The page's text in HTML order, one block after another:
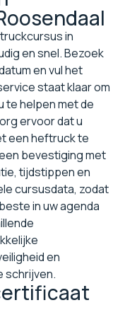
in
en snel. Bezoek
en vul het
staat klaar om
te helpen met de
ervoor dat u
een heftruck te
bevestiging met
tijdstippen en
cursusdata, zodat
in uw agenda
en
schrijven.